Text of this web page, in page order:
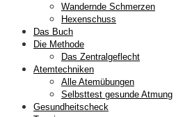
Wandernde Schmerzen
Hexenschuss
Das Buch
Die Methode
Das Zentralgeflecht
Atemtechniken
Alle Atemübungen
Selbsttest gesunde Atmung
Gesundheitscheck